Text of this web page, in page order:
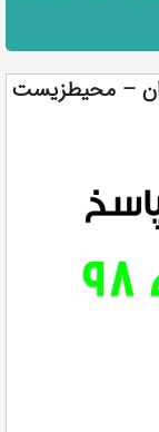
مهندسی عمران – محیطزیست